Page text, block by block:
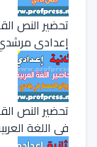
تحضير النص
إعدادي
تحضير النص
في اللغة